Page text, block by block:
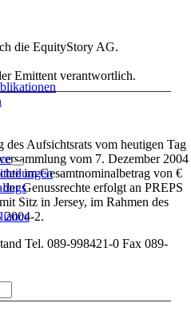
die EquityStory AG.
Emittent verantwortlich.
Aufsichtsrats vom heutigen Tag
vom 7. Dezember 2004
im Gesamtnominalbetrag von €
Genussrechte erfolgt an PREPS
Sitz in Jersey, im Rahmen des
2004-2.
Tel. 089-998421-0 Fax 089-